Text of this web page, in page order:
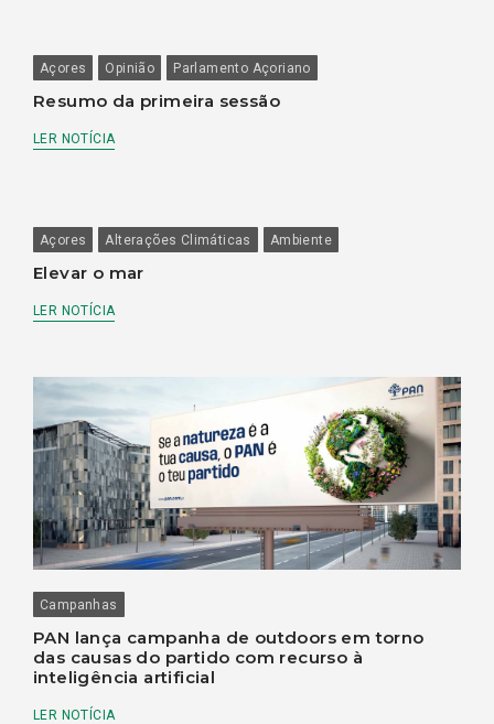
Açores Opinião Parlamento Açoriano
Resumo da primeira sessão
LER NOTÍCIA
Açores Alterações Climáticas Ambiente
Elevar o mar
LER NOTÍCIA
Campanhas
PAN lança campanha de outdoors em torno
das causas do partido com recurso à
inteligência artificial
LER NOTÍCIA